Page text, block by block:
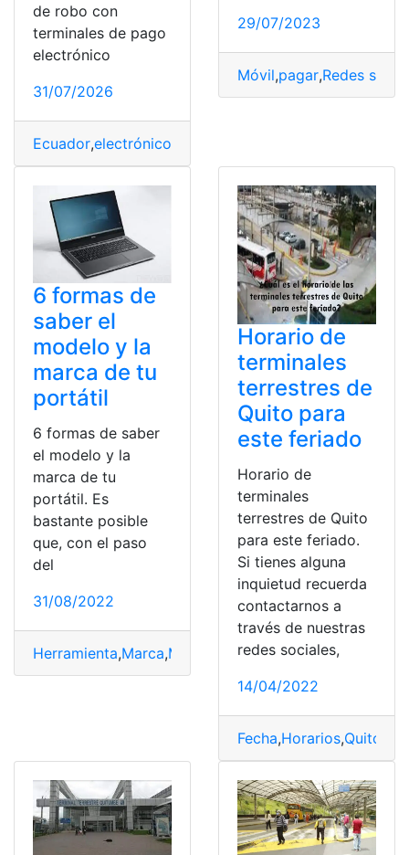
de robo con
terminales de pago
electrónico
31/07/2026
Ecuador,electrónico
29/07/2023
Móvil,pagar,Redes
6 formas de
saber el
modelo y la
marca de tu
portátil
6 formas de saber
el modelo y la
marca de tu
portátil. Es
bastante posible
que, con el paso
del
31/08/2022
Herramienta,Marca,Modelo Ordenador,Terminales
Horario de
terminales
terrestres de
Quito para
este feriado
Horario de
terminales
terrestres de Quito
para este feriado.
Si tienes alguna
inquietud recuerda
contactarnos a
través de nuestras
redes sociales,
14/04/2022
Fecha,Horarios,Quito